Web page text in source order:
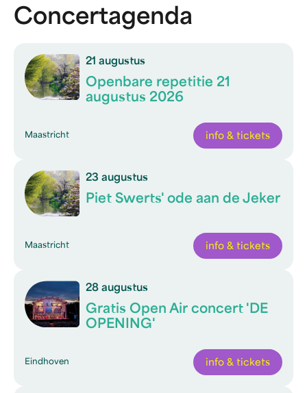
Concertagenda
Openbare repetitie 21
augustus 2026
21 augustus
info & tickets
Maastricht
Piet Swerts' ode aan de Jeker
23 augustus
info & tickets
Maastricht
Gratis Open Air concert 'DE
OPENING'
28 augustus
info & tickets
Eindhoven